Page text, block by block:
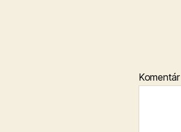
Komentár